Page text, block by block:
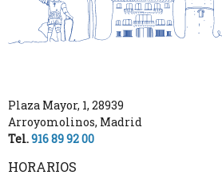
Plaza Mayor, 1, 28939
Arroyomolinos, Madrid
Tel.916 89 92 00
HORARIOS